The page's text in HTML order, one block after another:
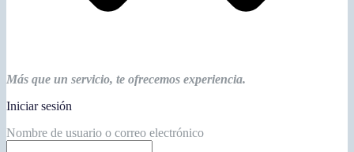
Más que un servicio, te ofrecemos experiencia.
Iniciar sesión
Nombre de usuario o correo electrónico